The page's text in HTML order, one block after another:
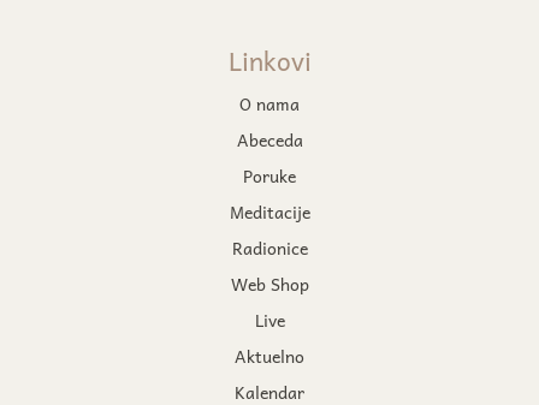
Linkovi
O nama
Abeceda
Poruke
Meditacije
Radionice
Web Shop
Live
Aktuelno
Kalendar